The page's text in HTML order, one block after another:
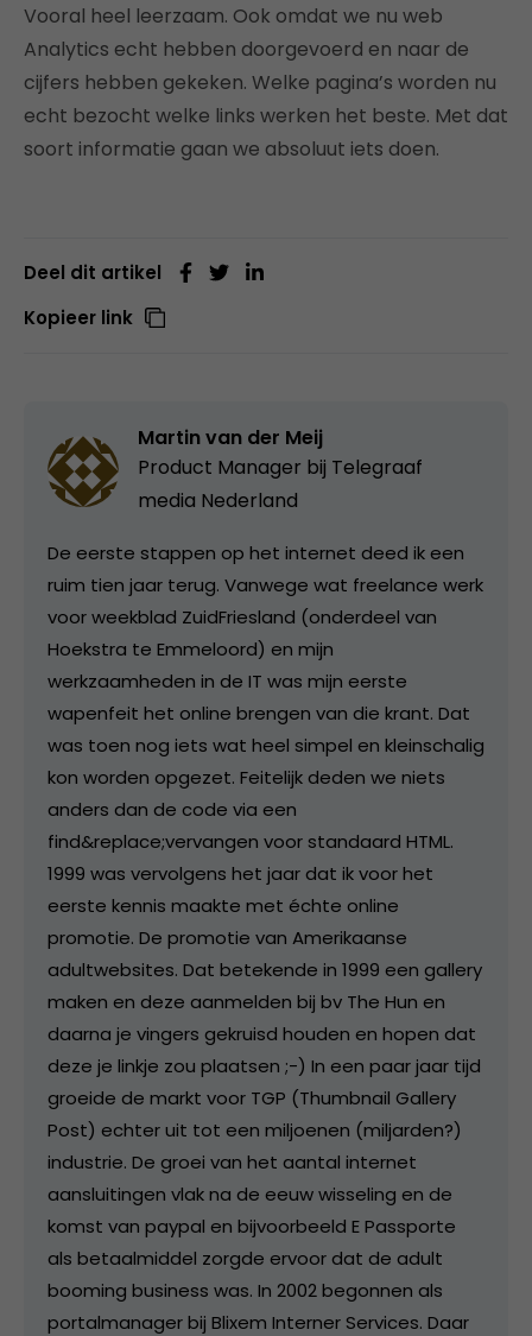
Vooral heel leerzaam. Ook omdat we nu web
Analytics echt hebben doorgevoerd en naar de
cijfers hebben gekeken. Welke pagina’s worden nu
echt bezocht welke links werken het beste. Met dat
soort informatie gaan we absoluut iets doen.
Deel dit artikel
Kopieer link
Martin van der Meij
Product Manager bij Telegraaf
media Nederland
De eerste stappen op het internet deed ik een
ruim tien jaar terug. Vanwege wat freelance werk
voor weekblad ZuidFriesland (onderdeel van
Hoekstra te Emmeloord) en mijn
werkzaamheden in de IT was mijn eerste
wapenfeit het online brengen van die krant. Dat
was toen nog iets wat heel simpel en kleinschalig
kon worden opgezet. Feitelijk deden we niets
anders dan de code via een
find&replace;vervangen voor standaard HTML.
1999 was vervolgens het jaar dat ik voor het
eerste kennis maakte met échte online
promotie. De promotie van Amerikaanse
adultwebsites. Dat betekende in 1999 een gallery
maken en deze aanmelden bij bv The Hun en
daarna je vingers gekruisd houden en hopen dat
deze je linkje zou plaatsen ;-) In een paar jaar tijd
groeide de markt voor TGP (Thumbnail Gallery
Post) echter uit tot een miljoenen (miljarden?)
industrie. De groei van het aantal internet
aansluitingen vlak na de eeuw wisseling en de
komst van paypal en bijvoorbeeld E Passporte
als betaalmiddel zorgde ervoor dat de adult
booming business was. In 2002 begonnen als
portalmanager bij Blixem Interner Services. Daar